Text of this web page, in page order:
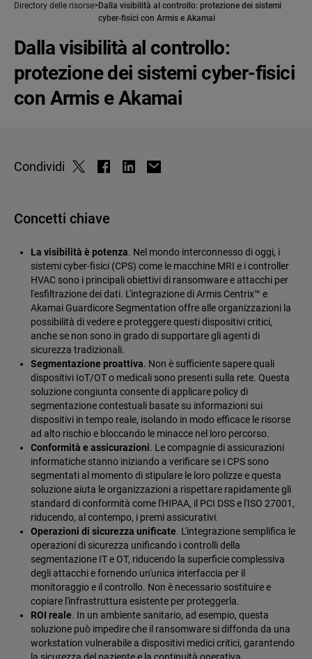
Directory delle risorse Dalla visibilità al controllo: protezione dei sistemi
cyber-fisici con Armis e Akamai
Dalla visibilità al controllo:
protezione dei sistemi cyber-fisici
con Armis e Akamai
Condividi
Concetti chiave
La visibilità è potenza. Nel mondo interconnesso di oggi, i
sistemi cyber-fisici (CPS) come le macchine MRI e i controller
HVAC sono i principali obiettivi di ransomware e attacchi per
l'esfiltrazione dei dati. L'integrazione di Armis Centrix™ e
Akamai Guardicore Segmentation offre alle organizzazioni la
possibilità di vedere e proteggere questi dispositivi critici,
anche se non sono in grado di supportare gli agenti di
sicurezza tradizionali.
Segmentazione proattiva. Non è sufficiente sapere quali
dispositivi IoT/OT o medicali sono presenti sulla rete. Questa
soluzione congiunta consente di applicare policy di
segmentazione contestuali basate su informazioni sui
dispositivi in tempo reale, isolando in modo efficace le risorse
ad alto rischio e bloccando le minacce nel loro percorso.
Conformità e assicurazioni. Le compagnie di assicurazioni
informatiche stanno iniziando a verificare se i CPS sono
segmentati al momento di stipulare le loro polizze e questa
soluzione aiuta le organizzazioni a rispettare rapidamente gli
standard di conformità come l'HIPAA, il PCI DSS e l'ISO 27001,
riducendo, al contempo, i premi assicurativi.
Operazioni di sicurezza unificate. L'integrazione semplifica le
operazioni di sicurezza unificando i controlli della
segmentazione IT e OT, riducendo la superficie complessiva
degli attacchi e fornendo un'unica interfaccia per il
monitoraggio e il controllo. Non è necessario sostituire e
copiare l'infrastruttura esistente per proteggerla.
ROI reale. In un ambiente sanitario, ad esempio, questa
soluzione può impedire che il ransomware si diffonda da una
workstation vulnerabile a dispositivi medici critici, garantendo